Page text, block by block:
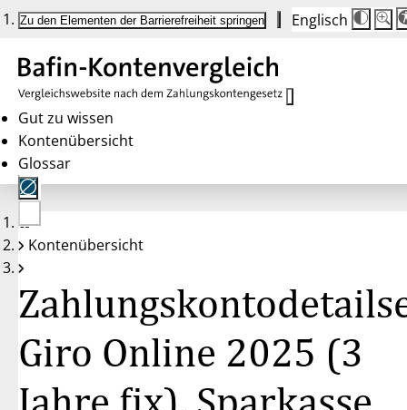
Zu den Elementen der Barrierefreiheit springen Englisch
Die
auf
100
100
Gut zu wissen
Kontenübersicht
Glossar
Keine
Konten
Kontenübersicht
Giro Online 2025 (3